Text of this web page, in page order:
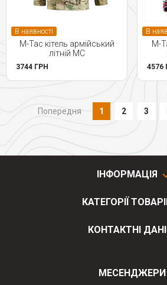
В наявності
M-Tac кітель армійський
літній MC
3744 ГРН
В
M-
4576
Попередня 1 2 3
ІНФОРМАЦІЯ
КАТЕГОРІЇ
КОНТАКТНІ ДАНІ
МЕСЕНДЖЕРИ